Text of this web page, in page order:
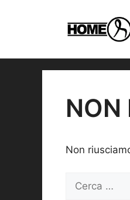
NON
Non
per: